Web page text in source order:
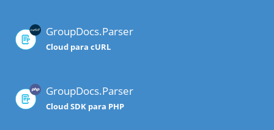
GroupDocs.Parser
Cloud para cURL
GroupDocs.Parser
Cloud SDK para PHP